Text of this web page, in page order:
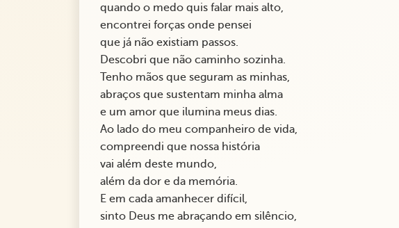
quando o medo quis falar mais alto,
encontrei forças onde pensei
que já não existiam passos.
Descobri que não caminho sozinha.
Tenho mãos que seguram as minhas,
abraços que sustentam minha alma
e um amor que ilumina meus dias.
Ao lado do meu companheiro de vida,
compreendi que nossa história
vai além deste mundo,
além da dor e da memória.
E em cada amanhecer difícil,
sinto Deus me abraçando em silêncio,